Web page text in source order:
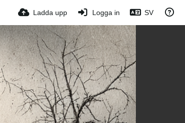
Ladda upp Logga in SV